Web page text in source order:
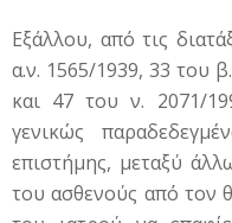
Εξάλλου, από τις
α.ν. 1565/1939, 33 του
και 47 του ν. 2071/
γενικώς
επιστήμης, μεταξύ
του ασθενούς από τον